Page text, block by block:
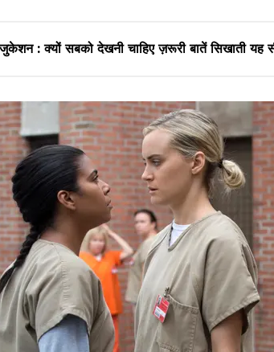
: क्यों सबको देखनी चाहिए ज़रूरी बातें सिखाती यह